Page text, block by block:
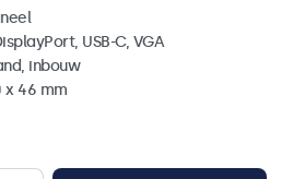
USB-C, VGA
inbouw
x 46 mm